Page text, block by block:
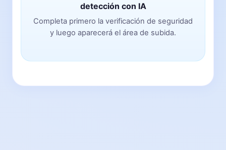
detección con IA
Completa primero la verificación de seguridad
y luego aparecerá el área de subida.